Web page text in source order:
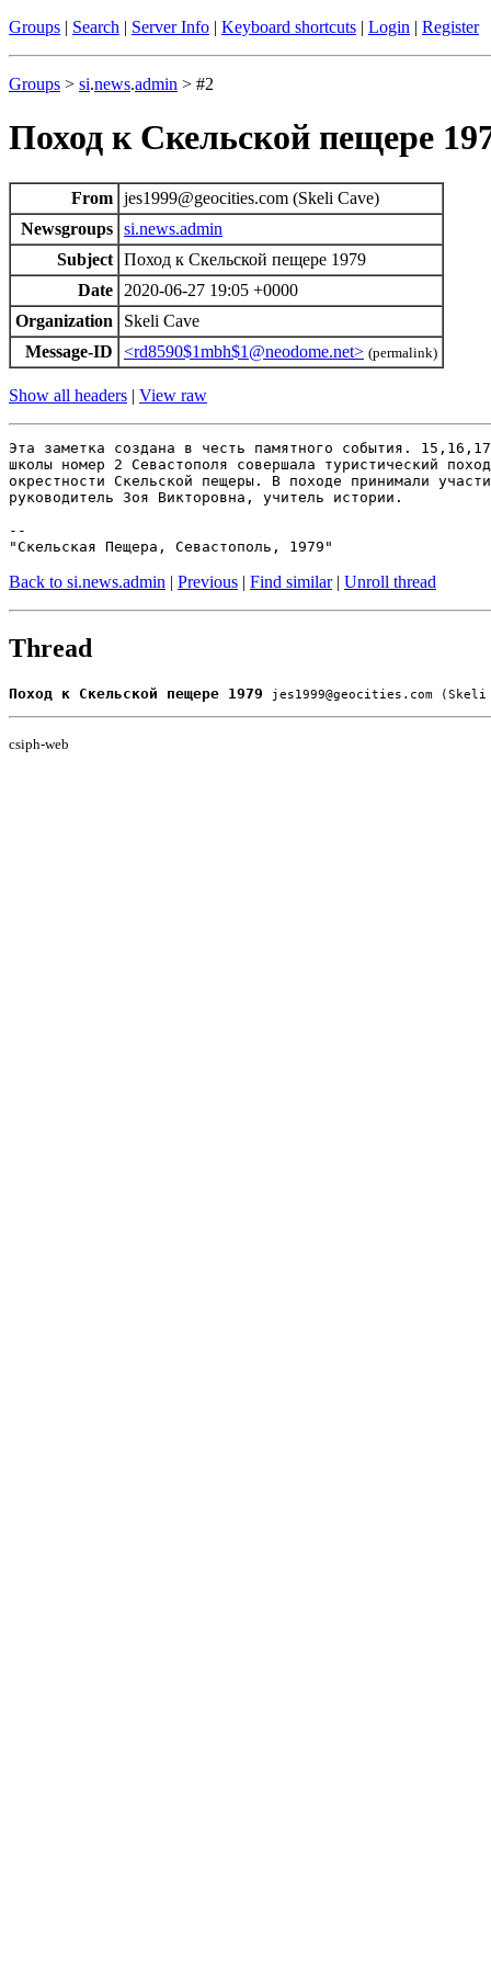
Groups | Search | Server Info | Keyboard shortcuts | Login | Register
Groups > si.news.admin > #2
Поход к Скельской пещере
From jes1999@geocities.com (Skeli Cave)
Newsgroups si.news.admin
Subject Поход к Скельской пещере 1979
Date
2020-06-27 19:05 +0000
Organization
Skeli Cave
Message-ID
<rd8590$1mbh$1@neodome.net> (permalink)
Show all headers | View raw
Эта заметка создана в честь памятного события.
школы номер 2 Севастополя совершала туристический
окрестности Скельской пещеры. В походе принимали
руководитель Зоя Викторовна, учитель истории.
--
Back to si.news.admin | Previous | Find similar| Unroll thread
Thread
Поход к Скельской пещере 1979 jes1999@geocities.com
csiph-web